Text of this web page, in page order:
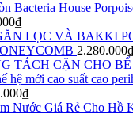
Bacteria House
₫
LỌC VÀ BAKKI
2.280.000₫
TÁCH CẶN CHO
hệ mới cao suất cao
₫
Nước Giá Rẻ Cho Hồ